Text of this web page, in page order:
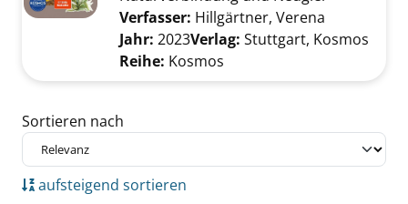
Verfasser: Hillgärtner, Verena
Jahr: 2023Verlag: Stuttgart, Kosmos
Reihe: Kosmos
Zu den Suchfiltern springen
Sortieren nach
aufsteigend sortieren